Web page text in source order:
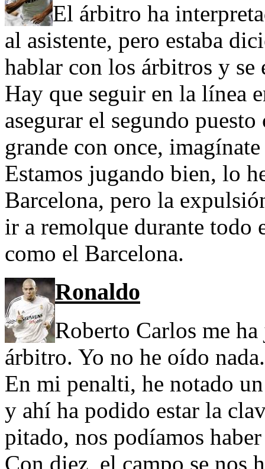
El árbitro ha
al asistente, pero estaba
hablar con los árbitros y se
Hay que seguir en la línea
asegurar el segundo
grande con once,
Estamos jugando bien, lo
Barcelona, pero la
ir a remolque durante todo
como el Barcelona.
Ronaldo
Roberto Carlos me
árbitro. Yo no he oído nada.
En mi penalti, he notado
y ahí ha podido estar la
pitado, nos podíamos
Con diez, el campo se nos